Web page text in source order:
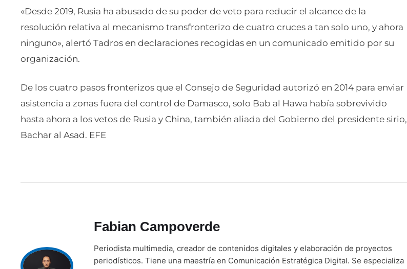
«Desde 2019, Rusia ha abusado de su poder de veto para reducir el alcance de la
resolución relativa al mecanismo transfronterizo de cuatro cruces a tan solo uno, y ahora
ninguno», alertó Tadros en declaraciones recogidas en un comunicado emitido por su
organización.
De los cuatro pasos fronterizos que el Consejo de Seguridad autorizó en 2014 para enviar
asistencia a zonas fuera del control de Damasco, solo Bab al Hawa había sobrevivido
hasta ahora a los vetos de Rusia y China, también aliada del Gobierno del presidente sirio,
Bachar al Asad. EFE
Fabian Campoverde
Periodista multimedia, creador de contenidos digitales y elaboración de proyectos
periodísticos. Tiene una maestría en Comunicación Estratégica Digital. Se especializa